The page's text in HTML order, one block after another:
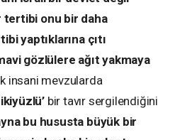
onu bir daha
yaptıklarına çıtı
gözlülere ağıt yakmaya
insani mevzularda
bir tavır sergilendiğini
bu hususta büyük bir